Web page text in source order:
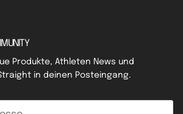
Produkte, Athleten News und
in deinen Posteingang.